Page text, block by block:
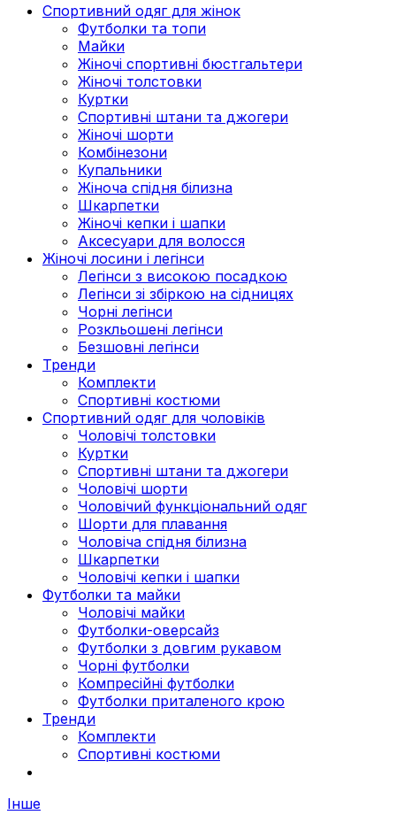
Спортивний одяг для жінок
Футболки та топи
Майки
Жіночі спортивні бюстгальтери
Жіночі толстовки
Куртки
Спортивні штани та джогери
Жіночі шорти
Комбінезони
Купальники
Жіноча спідня білизна
Шкарпетки
Жіночі кепки і шапки
Аксесуари для волосся
Жіночі лосини і легінси
Легінси з високою посадкою
Легінси зі збіркою на сідницях
Чорні легінси
Розкльошені легінси
Безшовні легінси
Тренди
Комплекти
Спортивні костюми
Спортивний одяг для чоловіків
Чоловічі толстовки
Куртки
Спортивні штани та джогери
Чоловічі шорти
Чоловічий функціональний одяг
Шорти для плавання
Чоловіча спідня білизна
Шкарпетки
Чоловічі кепки і шапки
Футболки та майки
Чоловічі майки
Футболки-оверсайз
Футболки з довгим рукавом
Чорні футболки
Компресійні футболки
Футболки приталеного крою
Тренди
Комплекти
Спортивні костюми
Інше